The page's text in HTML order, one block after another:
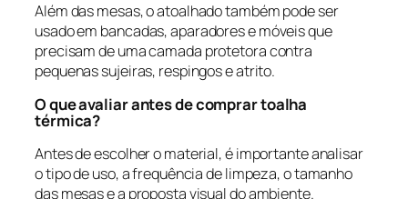
Além das mesas, o atoalhado também pode ser
usado em bancadas, aparadores e móveis que
precisam de uma camada protetora contra
pequenas sujeiras, respingos e atrito.
O que avaliar antes de comprar toalha
térmica?
Antes de escolher o material, é importante analisar
o tipo de uso, a frequência de limpeza, o tamanho
das mesas e a proposta visual do ambiente.